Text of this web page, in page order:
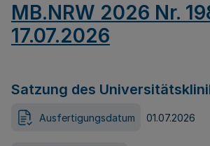
MB.NRW 2026 Nr.
17.07.2026
Satzung des
Ausfertigungsdatum 01.07.2026